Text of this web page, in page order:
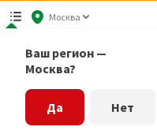
Москва
Ваш регион —
Москва?
Да Нет